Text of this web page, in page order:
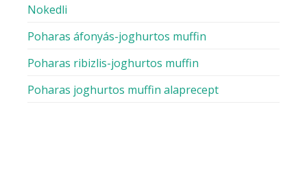
Nokedli
Poharas áfonyás-joghurtos muffin
Poharas ribizlis-joghurtos muffin
Poharas joghurtos muffin alaprecept